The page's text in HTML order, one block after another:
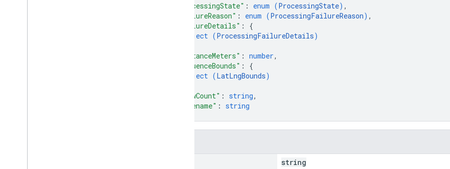
"processingState" : enum (ProcessingState) ,
"failureReason" : enum (ProcessingFailureReason) ,
"failureDetails" : {
object (ProcessingFailureDetails)
"distanceMeters" : number,
"sequenceBounds" : {
object (LatLngBounds)
"viewCount" : string,
"filename" : string
string